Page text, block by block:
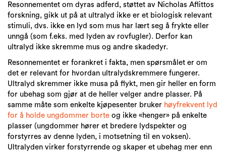
Resonnementet om dyras adferd, støttet av Nicholas Aflittos
forskning, gikk ut på at ultralyd ikke er et biologisk relevant
stimuli, dvs. ikke en lyd som mus har lært seg å frykte eller
unngå (som f.eks. med lyden av rovfugler). Derfor kan
ultralyd ikke skremme mus og andre skadedyr.
Resonnementet er forankret i fakta, men spørsmålet er om
det er relevant for hvordan ultralydskremmere fungerer.
Ultralyd skremmer ikke musa på flykt, men gir heller en form
for ubehag som gjør at de heller velger andre plasser. På
samme måte som enkelte kjøpesenter bruker høyfrekvent lyd
for å holde ungdommer borte og ikke «henger» på enkelte
plasser (ungdommer hører et bredere lydspekter og
forstyrres av denne lyden, i motsetning til en voksen).
Ultralyden virker forstyrrende og skaper et ubehag mer enn